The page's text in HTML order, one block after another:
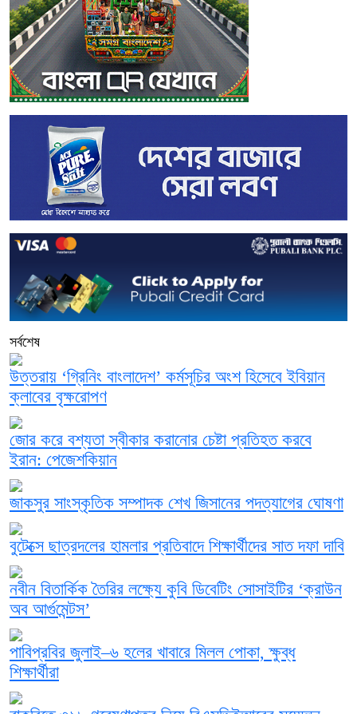
সর্বশেষ
উত্তরায় ‘গ্রিনিং বাংলাদেশ’ কর্মসূচির অংশ হিসেবে ইবিয়ান
ক্লাবের বৃক্ষরোপণ
জোর করে বশ্যতা স্বীকার করানোর চেষ্টা প্রতিহত করবে
ইরান: পেজেশকিয়ান
জাকসুর সাংস্কৃতিক সম্পাদক শেখ জিসানের পদত্যাগের ঘোষণা
বুটেক্সে ছাত্রদলের হামলার প্রতিবাদে শিক্ষার্থীদের সাত দফা দাবি
নবীন বিতার্কিক তৈরির লক্ষ্যে কুবি ডিবেটিং সোসাইটির ‘ক্রাউন
অব আর্গুমেন্টস’
পাবিপ্রবির জুলাই–৬ হলের খাবারে মিলল পোকা, ক্ষুব্ধ
শিক্ষার্থীরা